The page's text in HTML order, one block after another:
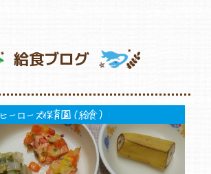
給食ブログ
ヒーローズ保育園（給食）